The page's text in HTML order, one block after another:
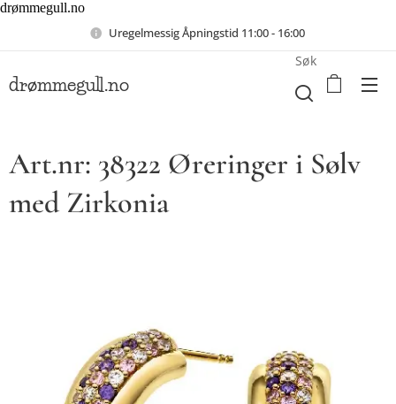
drømmegull.no
Uregelmessig Åpningstid 11:00 - 16:00
drømmegull.no
Søk
Art.nr: 38322 Øreringer i Sølv
med Zirkonia